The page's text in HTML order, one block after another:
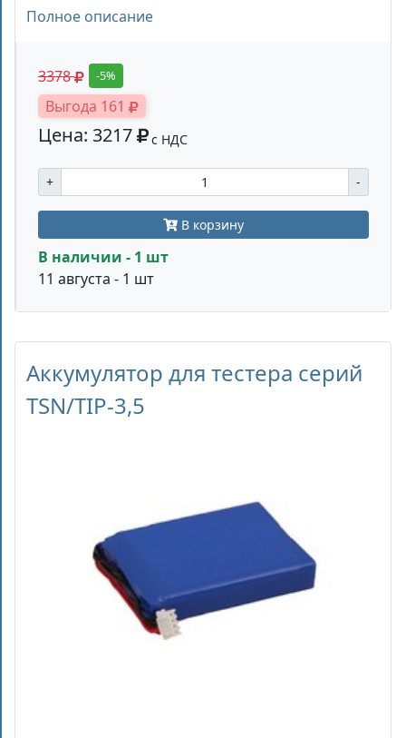
Полное описание
3378 -5%
Выгода 161
Цена: 3217 с НДС
+ -
В корзину
В наличии - 1 шт
11 августа - 1 шт
Аккумулятор для тестера серий
TSN/TIP-3,5